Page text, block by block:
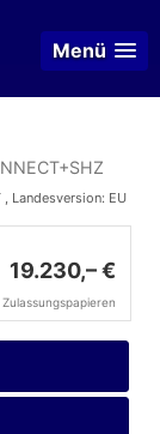
Menü
, Landesversion: EU
19.230,– €